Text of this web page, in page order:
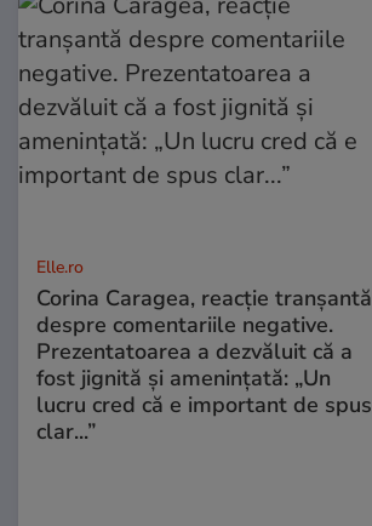
Elle.ro
Corina Caragea, reacție tranșantă
despre comentariile negative.
Prezentatoarea a dezvăluit că a
fost jignită și amenințată: „Un
lucru cred că e important de spus
clar...”